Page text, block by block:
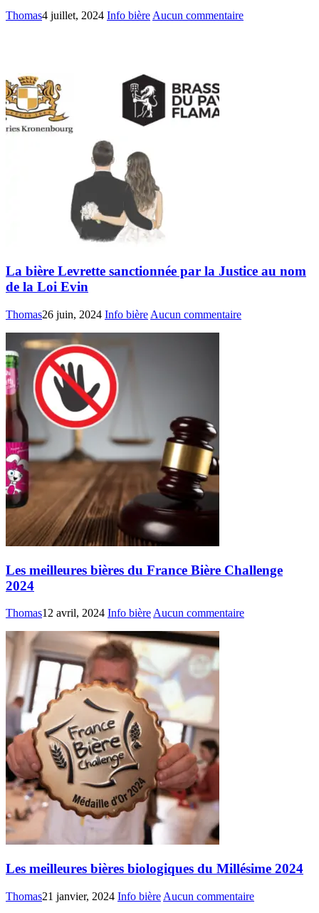
Thomas4 juillet, 2024 Info bière Aucun commentaire
La bière Levrette sanctionnée par la Justice au nom
de la Loi Evin
Thomas26 juin, 2024 Info bière Aucun commentaire
Les meilleures bières du France Bière Challenge
2024
Thomas12 avril, 2024 Info bière Aucun commentaire
Les meilleures bières biologiques du Millésime 2024
Thomas21 janvier, 2024 Info bière Aucun commentaire